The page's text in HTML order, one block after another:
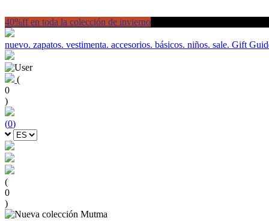
40%ff en toda la colección de invierno
nuevo. zapatos. vestimenta. accesorios. básicos. niños. sale. Gift
(
0
)
(0)
(
0
)